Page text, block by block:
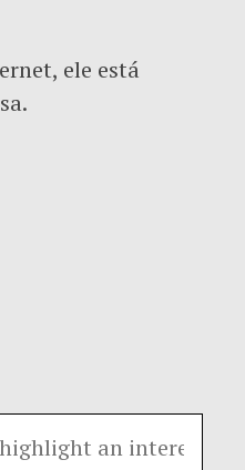
ele está